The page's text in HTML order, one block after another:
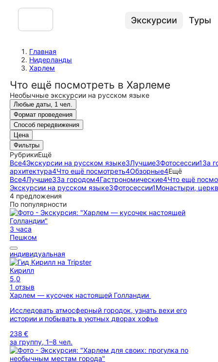
Экскурсии Туры
Главная
Нидерланды
Харлем
Что ещё посмотреть в Харлеме
Необычные экскурсии на русском языке
Любые даты, 1 чел.
Формат проведения
Способ передвижения
Цена
Фильтры
РубрикиЕщё
Все4Экскурсии на русском языке3Лучшие3Фотосессии1За
архитектура4Что ещё посмотреть4Обзорные4Ещё
Все4Лучшие3За городом4Гастрономические4Что ещё
Экскурсии на русском языке3Фотосессии1Монастыри,
4 предложения
По популярности
3 часа
Пешком
индивидуальная
Кирилл
5,0
1 отзыв
Харлем — кусочек настоящей Голландии
Исследовать атмосферный городок, узнать вехи его
истории и побывать в уютных дворах хофье
238 €
за группу, 1–8 чел.